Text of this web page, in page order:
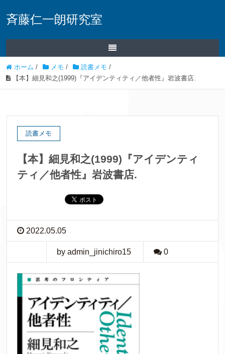
斉藤仁一朗研究室
ホーム / メモ / 読書メモ /
【本】細見和之(1999)『アイデンティティ／他者性』岩波書店.
読書メモ
【本】細見和之(1999)『アイデンティ
ティ／他者性』岩波書店.
2022.05.05
by admin_jinichiro15 0